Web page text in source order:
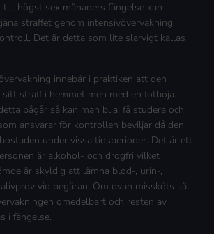
högst sex månaders fängelse kan
straffet genom intensivövervakning
Det är detta som lite slarvigt kallas
innebär i praktiken att den
sitt straff i hemmet men med en fotboja.
pågår så kan man bl.a. få studera och
ansvarar för kontrollen beviljar då den
under vissa tidsperioder. Det är ett
är alkohol- och drogfri vilket
är skyldig att lämna blod-, urin-,
vid begäran. Om ovan missköts så
omedelbart och resten av
i fängelse.